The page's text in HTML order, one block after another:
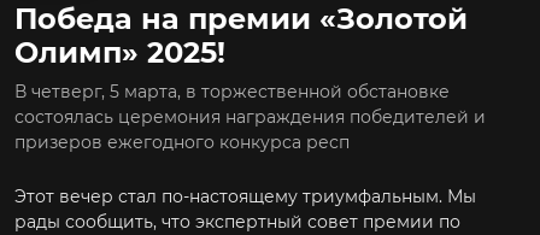
Победа на премии «Золотой
Олимп» 2025!
В четверг, 5 марта, в торжественной обстановке
состоялась церемония награждения победителей и
призеров ежегодного конкурса респ
Этот вечер стал по-настоящему триумфальным. Мы
рады сообщить, что экспертный совет премии по